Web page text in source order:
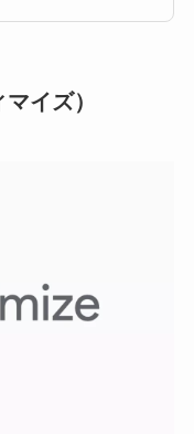
ティングにおいて
を出すためのAB
イズ）